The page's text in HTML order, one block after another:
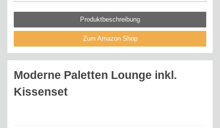
Produktbeschreibung
Zum Amazon Shop
Moderne Paletten Lounge inkl.
Kissenset